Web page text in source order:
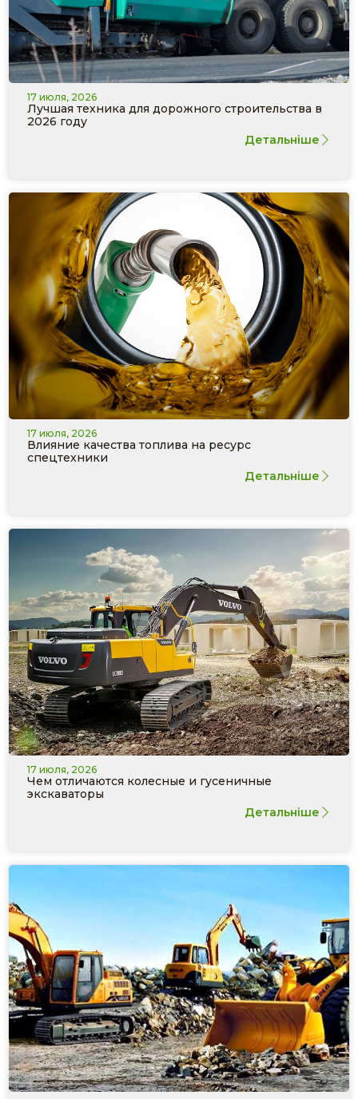
17 июля, 2026
Лучшая техника для дорожного строительства в
2026 году
Детальніше
17 июля, 2026
Влияние качества топлива на ресурс
спецтехники
Детальніше
17 июля, 2026
Чем отличаются колесные и гусеничные
экскаваторы
Детальніше